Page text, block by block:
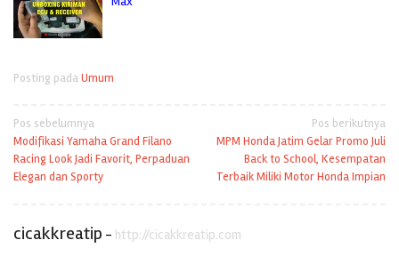
Posting padaUmum
Navigasi
pos
Pos sebelumnya
Modifikasi Yamaha Grand Filano
Racing Look Jadi Favorit, Perpaduan
Elegan dan Sporty
Pos berikutnya
MPM Honda Jatim Gelar Promo Juli
Back to School, Kesempatan
Terbaik Miliki Motor Honda Impian
cicakkreatip - http://cicakkreatip.com